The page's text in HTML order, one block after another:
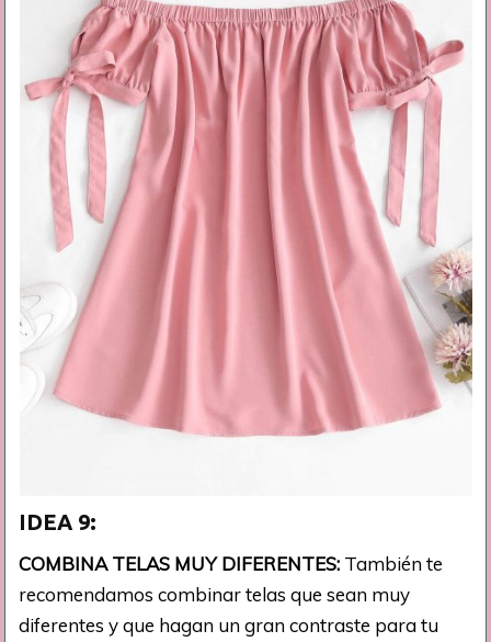
IDEA 9:
COMBINA TELAS MUY DIFERENTES: También te
recomendamos combinar telas que sean muy
diferentes y que hagan un gran contraste para tu